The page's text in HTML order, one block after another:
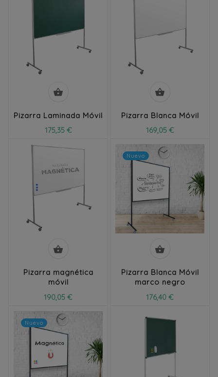

Pizarra Laminada Móvil
175,35 €

Pizarra Blanca Móvil
169,05 €

Pizarra magnética
móvil
190,05 €
Nuevo

Pizarra Blanca Móvil
marco negro
176,40 €
Nuevo